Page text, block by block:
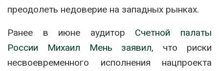
преодолеть недоверие на западных рынках.
Ранее в июне аудитор Счетной палаты
России
Михаил Мень заявил, что риски
несвоевременного исполнения нацпроекта